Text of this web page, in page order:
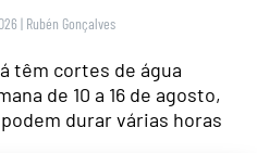
| Rubén Gonçalves
têm cortes de água
de 10 a 16 de agosto,
durar várias horas